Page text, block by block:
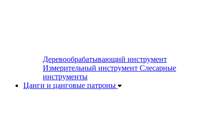
Деревообрабатывающий инструмент
Измерительный инструмент Слесарные
инструменты
Цанги и цанговые патроны